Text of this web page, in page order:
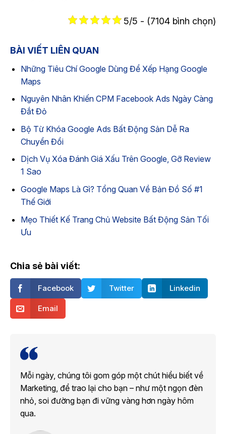
5/5 - (7104 bình chọn)
BÀI VIẾT LIÊN QUAN
Những Tiêu Chí Google Dùng Để Xếp Hạng Google
Maps
Nguyên Nhân Khiến CPM Facebook Ads Ngày Càng
Đắt Đỏ
Bộ Từ Khóa Google Ads Bất Động Sản Dễ Ra
Chuyển Đổi
Dịch Vụ Xóa Đánh Giá Xấu Trên Google, Gỡ Review
1 Sao
Google Maps Là Gì? Tổng Quan Về Bản Đồ Số #1
Thế Giới
Mẹo Thiết Kế Trang Chủ Website Bất Động Sản Tối
Ưu
Chia sẻ bài viết:
Facebook Twitter Linkedin
Email
Mỗi ngày, chúng tôi gom góp một chút hiểu biết về
Marketing, để trao lại cho bạn – như một ngọn đèn
nhỏ, soi đường bạn đi vững vàng hơn ngày hôm
qua.